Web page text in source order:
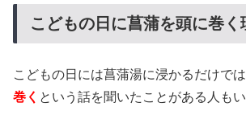
こどもの日に菖蒲を頭に巻く
こどもの日には菖蒲湯に浸かるだけでは
巻く という話を聞いたことがある人もい